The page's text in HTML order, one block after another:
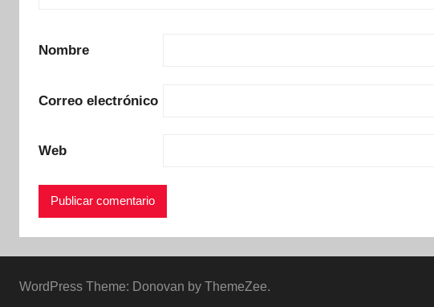
Nombre
Correo electrónico
Web
WordPress Theme: Donovan by ThemeZee.